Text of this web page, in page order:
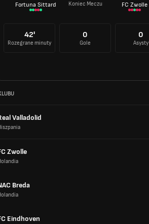
Fortuna Sittard Koniec Meczu FC Zwolle
42'
Rozegrane minuty
0
Gole
0
Asysty
Valladolid
Zwolle
Breda
Eindhoven